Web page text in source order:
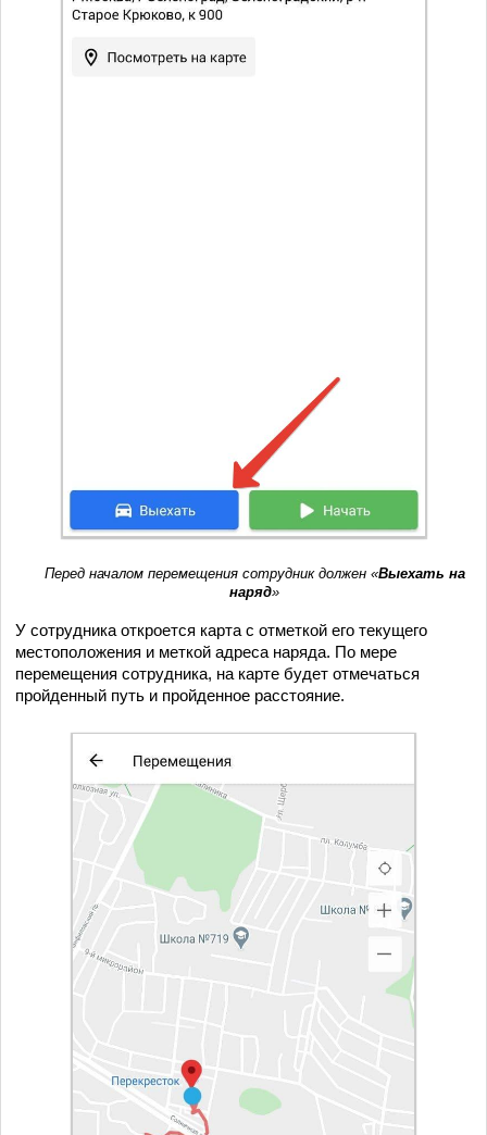
Перед началом перемещения сотрудник должен «Выехать на
наряд»
У сотрудника откроется карта с отметкой его текущего
местоположения и меткой адреса наряда. По мере
перемещения сотрудника, на карте будет отмечаться
пройденный путь и пройденное расстояние.